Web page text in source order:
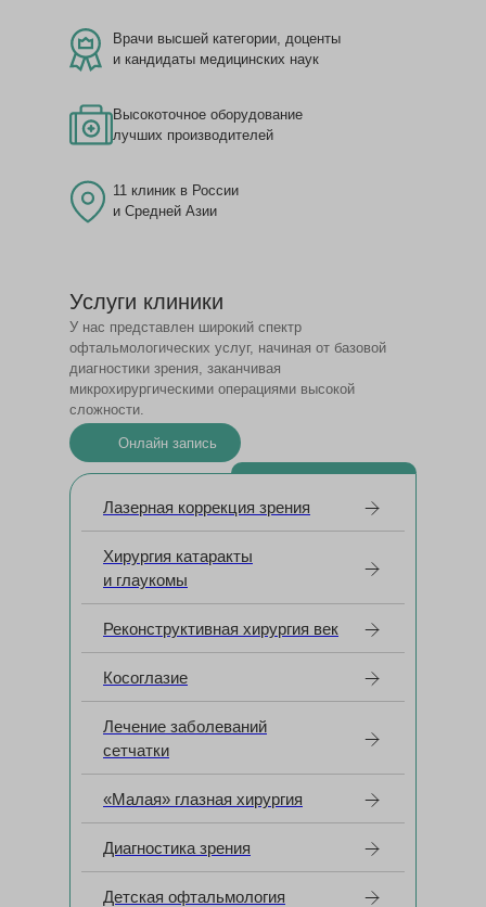
Высокоточное оборудование
лучших производителей
Врачи высшей категории, доценты
и кандидаты медицинских наук
11 клиник в России
и Средней Азии
Услуги клиники
У нас представлен широкий спектр
офтальмологических услуг, начиная от базовой
диагностики зрения, заканчивая
микрохирургическими операциями высокой
сложности.
Онлайн запись
Лазерная коррекция зрения
Хирургия катаракты
и глаукомы
Реконструктивная хирургия век
Косоглазие
Лечение заболеваний
сетчатки
«Малая» глазная хирургия
Диагностика зрения
Детская офтальмология